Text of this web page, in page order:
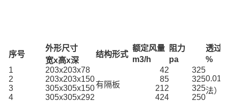
序号
外形尺寸
结构形式
额定风量 阻力
透过
宽x高x深
m3/h pa
%
1
203x203x78
有隔板
42
325
0.01
法）
2 203x203x150 85
325
3
305x305x150 212
325
4
305x305x292 424 250